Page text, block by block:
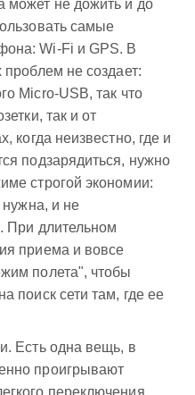
может не дожить и до
самые
Wi-Fi и GPS. В
не создает:
Micro-USB, так что
так и от
когда неизвестно, где и
подзарядиться, нужно
строгой экономии:
нужна, и не
При длительном
приема и вовсе
полета", чтобы
поиск сети там, где ее
Есть одна вещь, в
проигрывают
переключения